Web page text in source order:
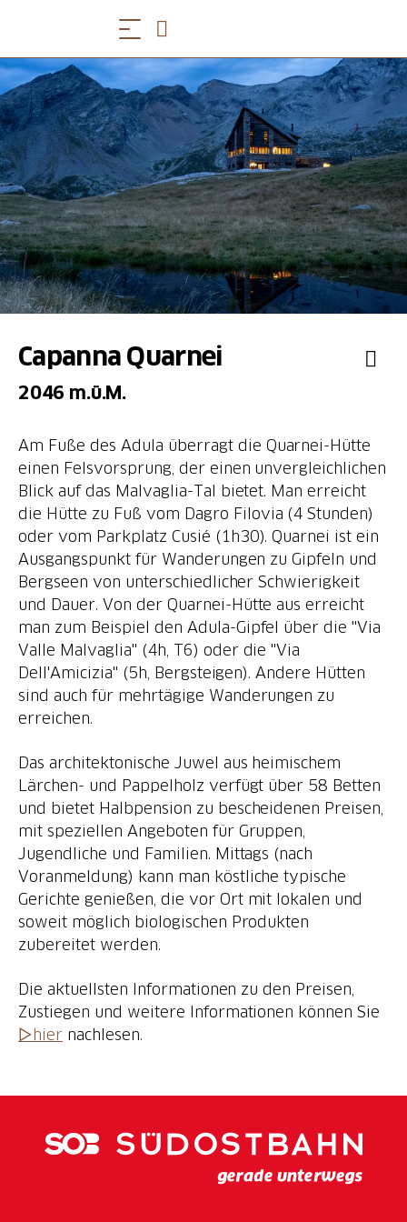
Capanna Quarnei
2046 m.ü.M.
Am Fuße des Adula überragt die Quarnei-Hütte
einen Felsvorsprung, der einen unvergleichlichen
Blick auf das Malvaglia-Tal bietet. Man erreicht
die Hütte zu Fuß vom Dagro Filovia (4 Stunden)
oder vom Parkplatz Cusié (1h30). Quarnei ist ein
Ausgangspunkt für Wanderungen zu Gipfeln und
Bergseen von unterschiedlicher Schwierigkeit
und Dauer. Von der Quarnei-Hütte aus erreicht
man zum Beispiel den Adula-Gipfel über die "Via
Valle Malvaglia" (4h, T6) oder die "Via
Dell'Amicizia" (5h, Bergsteigen). Andere Hütten
sind auch für mehrtägige Wanderungen zu
erreichen.
Das architektonische Juwel aus heimischem
Lärchen- und Pappelholz verfügt über 58 Betten
und bietet Halbpension zu bescheidenen Preisen,
mit speziellen Angeboten für Gruppen,
Jugendliche und Familien. Mittags (nach
Voranmeldung) kann man köstliche typische
Gerichte genießen, die vor Ort mit lokalen und
soweit möglich biologischen Produkten
zubereitet werden.
Die aktuellsten Informationen zu den Preisen,
Zustiegen und weitere Informationen können Sie
▷hiernachlesen.